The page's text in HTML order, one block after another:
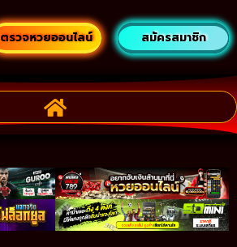
ตรวจหวยออนไลน์ สมัครสมาชิก